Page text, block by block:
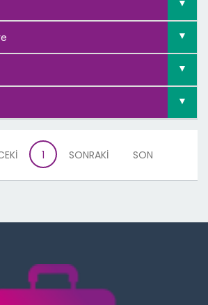
1 SONRAKİ SON